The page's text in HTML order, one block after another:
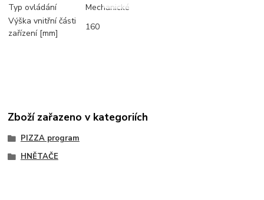
Typ ovládání
Mechanické
Výška vnitřní části
zařízení [mm]
160
Zboží zařazeno v kategoriích
PIZZA program
HNĚTAČE